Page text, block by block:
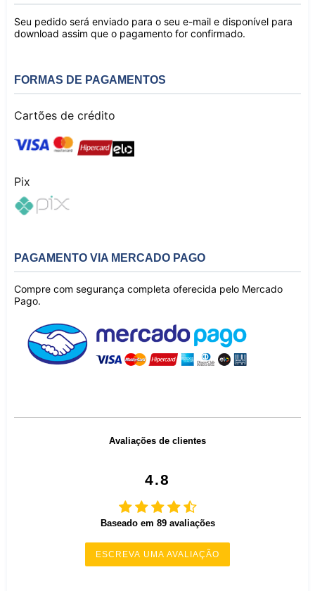
Seu pedido será enviado para o seu e-mail e disponível para
download assim que o pagamento for confirmado.
FORMAS DE PAGAMENTOS
Cartões de crédito
Pix
PAGAMENTO VIA MERCADO PAGO
Compre com segurança completa oferecida pelo Mercado
Pago.
Avaliações de clientes
4.8
Baseado em 89 avaliações
ESCREVA UMA AVALIAÇÃO